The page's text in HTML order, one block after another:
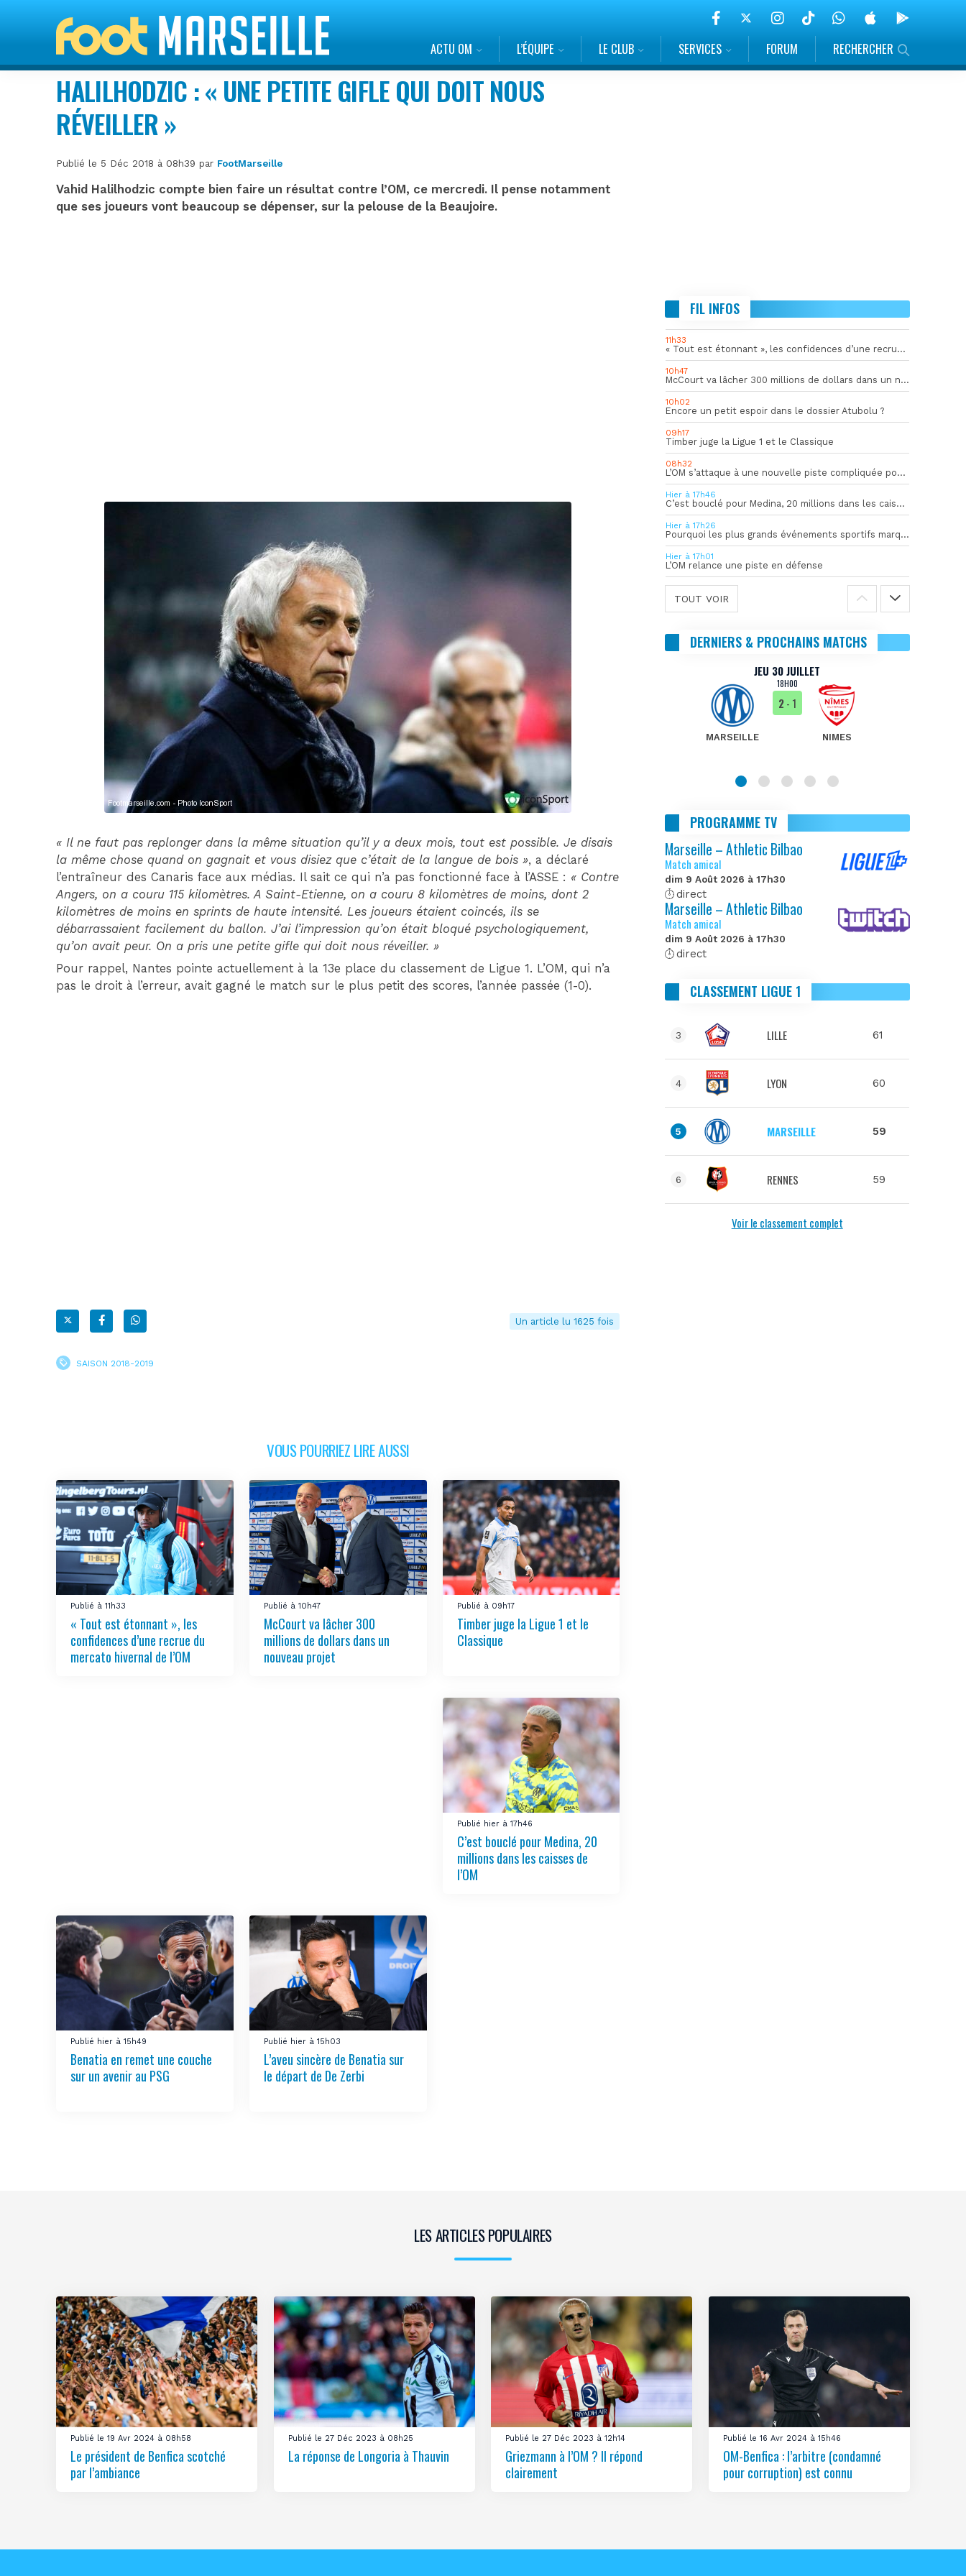
ACTU OM L’ÉQUIPE LE CLUB SERVICES FORUM RECHERCHER
HALILHODZIC : « UNE PETITE GIFLE QUI DOIT NOUS
RÉVEILLER »
Publié le 5 Déc 2018 à 08h39 par FootMarseille
Vahid Halilhodzic compte bien faire un résultat contre l’OM, ce mercredi. Il pense notamment
que ses joueurs vont beaucoup se dépenser, sur la pelouse de la Beaujoire.
« Il ne faut pas replonger dans la même situation qu’il y a deux mois, tout est possible. Je disais
la même chose quand on gagnait et vous disiez que c’était de la langue de bois », a déclaré
l’entraîneur des Canaris face aux médias. Il sait ce qui n’a pas fonctionné face à l’ASSE : « Contre
Angers, on a couru 115 kilomètres. A Saint-Etienne, on a couru 8 kilomètres de moins, dont 2
kilomètres de moins en sprints de haute intensité. Les joueurs étaient coincés, ils se
débarrassaient facilement du ballon. J’ai l’impression qu’on était bloqué psychologiquement,
qu’on avait peur. On a pris une petite gifle qui doit nous réveiller. »
Pour rappel, Nantes pointe actuellement à la 13e place du classement de Ligue 1. L’OM, qui n’a
pas le droit à l’erreur, avait gagné le match sur le plus petit des scores, l’année passée (1-0).
Un article lu 1625 fois
SAISON 2018-2019
VOUS POURRIEZ LIRE AUSSI
Publié à 11h33
« Tout est étonnant », les
confidences d’une recrue du
mercato hivernal de l’OM
Publié à 10h47
McCourt va lâcher 300
millions de dollars dans un
nouveau projet
Publié à 09h17
Timber juge la Ligue 1 et le
Classique
Publié hier à 17h46
C’est bouclé pour Medina, 20
millions dans les caisses de
l’OM
Publié hier à 15h49
Benatia en remet une couche
sur un avenir au PSG
Publié hier à 15h03
L’aveu sincère de Benatia sur
le départ de De Zerbi
FIL INFOS
11h33
« Tout est étonnant », les confidences d’une recrue du mercato hivernal de l’OM
10h47
McCourt va lâcher 300 millions de dollars dans un nouveau projet
10h02
Encore un petit espoir dans le dossier Atubolu ?
09h17
Timber juge la Ligue 1 et le Classique
08h32
L’OM s’attaque à une nouvelle piste compliquée pour la succession de Rulli
Hier à 17h46
C’est bouclé pour Medina, 20 millions dans les caisses de l’OM
Hier à 17h26
Pourquoi les plus grands événements sportifs marquent-ils bien au-delà du score final ?
Hier à 17h01
L’OM relance une piste en défense
TOUT VOIR
DERNIERS & PROCHAINS MATCHS
DIM 30 AOÛT
20H45
MONACO
JEU 30 JUILLET
18H00
MARSEILLE
2- 1
NIMES
PROGRAMME TV
Marseille – Athletic Bilbao
Match amical
dim 9 Août 2026 à 17h30
direct
Marseille – Athletic Bilbao
Match amical
dim 9 Août 2026 à 17h30
direct
CLASSEMENT LIGUE 1
3 LILLE 61
4 LYON 60
5 MARSEILLE 59
6 RENNES 59
Voir le classement complet
LES ARTICLES POPULAIRES
Publié le 19 Avr 2024 à 08h58
Le président de Benfica scotché
par l’ambiance
Publié le 27 Déc 2023 à 08h25
La réponse de Longoria à Thauvin
Publié le 27 Déc 2023 à 12h14
Griezmann à l’OM ? Il répond
clairement
Publié le 16 Avr 2024 à 15h46
OM-Benfica : l’arbitre (condamné
pour corruption) est connu